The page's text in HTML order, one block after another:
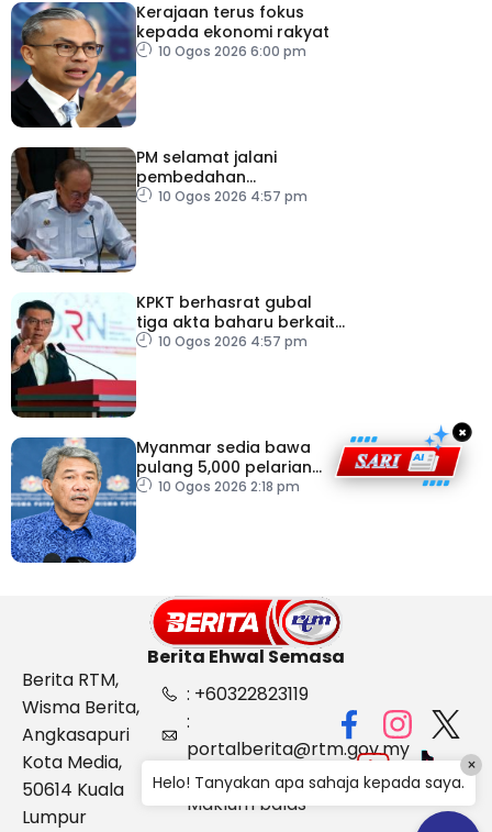
Kerajaan terus fokus
kepada ekonomi rakyat
10 Ogos 2026 6:00 pm
PM selamat jalani
pembedahan
laparoskopi rawat hernia
10 Ogos 2026 4:57 pm
KPKT berhasrat gubal
tiga akta baharu berkait
perumahan
10 Ogos 2026 4:57 pm
Myanmar sedia bawa
pulang 5,000 pelarian
guna kapal
10 Ogos 2026 2:18 pm
×
Berita Ehwal Semasa
Berita RTM,
Wisma Berita,
Angkasapuri
Kota Media,
50614 Kuala
Lumpur
: +60322823119
:
portalberita@rtm.gov.my
: Aduan &
Maklum balas
Helo! Tanyakan apa sahaja kepada saya.
×